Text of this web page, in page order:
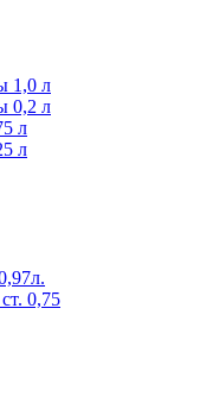
1,0 л
0,2 л
л
л
0,75